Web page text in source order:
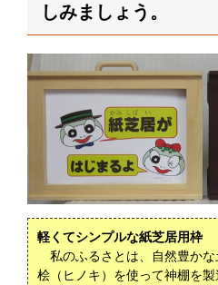
しみましょう。
軽くてシンプルな紙芝居用枠
私のふるさとは、自然豊か
桧（ヒノキ）を使って神棚を